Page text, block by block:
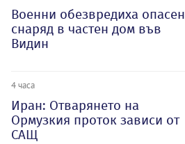
Военни обезвредиха опасен
снаряд в частен дом във
Видин
4 часа
Иран: Отварянето на
Ормузкия проток зависи от
САЩ